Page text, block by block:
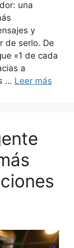
una
y
de serlo. De
«1 de cada
a
… Leer más